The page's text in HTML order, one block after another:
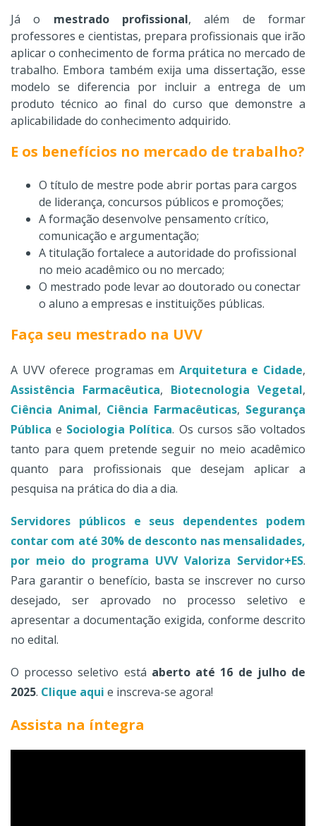
Já o mestrado profissional, além de formar
professores e cientistas, prepara profissionais que irão
aplicar o conhecimento de forma prática no mercado de
trabalho. Embora também exija uma dissertação, esse
modelo se diferencia por incluir a entrega de um
produto técnico ao final do curso que demonstre a
aplicabilidade do conhecimento adquirido.
E os benefícios no mercado de trabalho?
O título de mestre pode abrir portas para cargos
de liderança, concursos públicos e promoções;
A formação desenvolve pensamento crítico,
comunicação e argumentação;
A titulação fortalece a autoridade do profissional
no meio acadêmico ou no mercado;
O mestrado pode levar ao doutorado ou conectar
o aluno a empresas e instituições públicas.
Faça seu mestrado na UVV
A UVV oferece programas em Arquitetura e Cidade,
Assistência Farmacêutica, Biotecnologia Vegetal,
Ciência Animal, Ciência Farmacêuticas, Segurança
Pública e Sociologia Política. Os cursos são voltados
tanto para quem pretende seguir no meio acadêmico
quanto para profissionais que desejam aplicar a
pesquisa na prática do dia a dia.
Servidores públicos e seus dependentes podem
contar com até 30% de desconto nas mensalidades,
por meio do programa UVV Valoriza Servidor+ES.
Para garantir o benefício, basta se inscrever no curso
desejado, ser aprovado no processo seletivo e
apresentar a documentação exigida, conforme descrito
no edital.
O processo seletivo está aberto até 16 de julho de
2025. Clique aqui e inscreva-se agora!
Assista na íntegra